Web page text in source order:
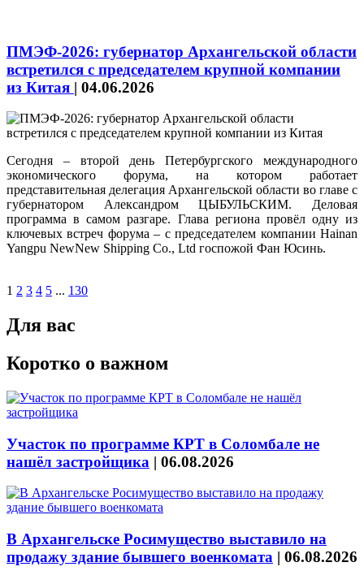
ПМЭФ-2026: губернатор Архангельской области
встретился с председателем крупной компании
из Китая | 04.06.2026
Сегодня – второй день Петербургского международного
экономического форума, на котором работает
представительная делегация Архангельской области во главе с
губернатором Александром ЦЫБУЛЬСКИМ. Деловая
программа в самом разгаре. Глава региона провёл одну из
ключевых встреч форума – с председателем компании Hainan
Yangpu NewNew Shipping Co., Ltd госпожой Фан Юсинь.
1 2 3 4 5 ... 130
Для вас
Коротко о важном
Участок по программе КРТ в Соломбале не
нашёл застройщика | 06.08.2026
В Архангельске Росимущество выставило на
продажу здание бывшего военкомата | 06.08.2026